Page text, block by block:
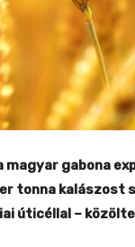
magyar gabona
tonna kalászost
úticéllal – közölte